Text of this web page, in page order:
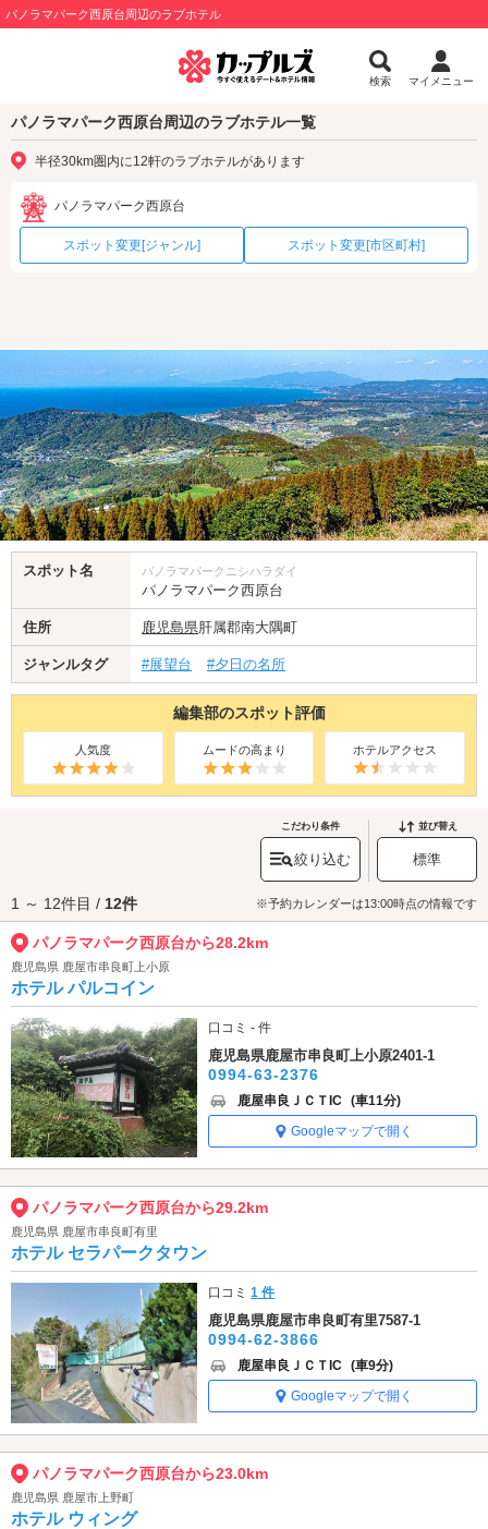
パノラマパーク西原台周辺のラブホテル
検索 マイメニュー
パノラマパーク西原台周辺のラブホテル一覧
半径30km圏内に12軒のラブホテルがあります
パノラマパーク西原台
スポット変更[ジャンル] スポット変更[市区町村]
スポット名 パノラマパークニシハラダイ
パノラマパーク西原台
住所 鹿児島県肝属郡南大隅町
ジャンルタグ #展望台 #夕日の名所
編集部のスポット評価
人気度 ムードの高まり ホテルアクセス
こだわり条件
絞り込む
並び替え
標準
1 ～ 12件目 / 12件 ※予約カレンダーは13:00時点の情報です
パノラマパーク西原台から28.2km
鹿児島県 鹿屋市串良町上小原
ホテル パルコイン
口コミ - 件
鹿児島県鹿屋市串良町上小原2401-1
0994-63-2376
鹿屋串良ＪＣＴIC (車11分)
Googleマップで開く
パノラマパーク西原台から29.2km
鹿児島県 鹿屋市串良町有里
ホテル セラパークタウン
口コミ1 件
鹿児島県鹿屋市串良町有里7587-1
0994-62-3866
鹿屋串良ＪＣＴIC (車9分)
Googleマップで開く
パノラマパーク西原台から23.0km
鹿児島県 鹿屋市上野町
ホテル ウィング